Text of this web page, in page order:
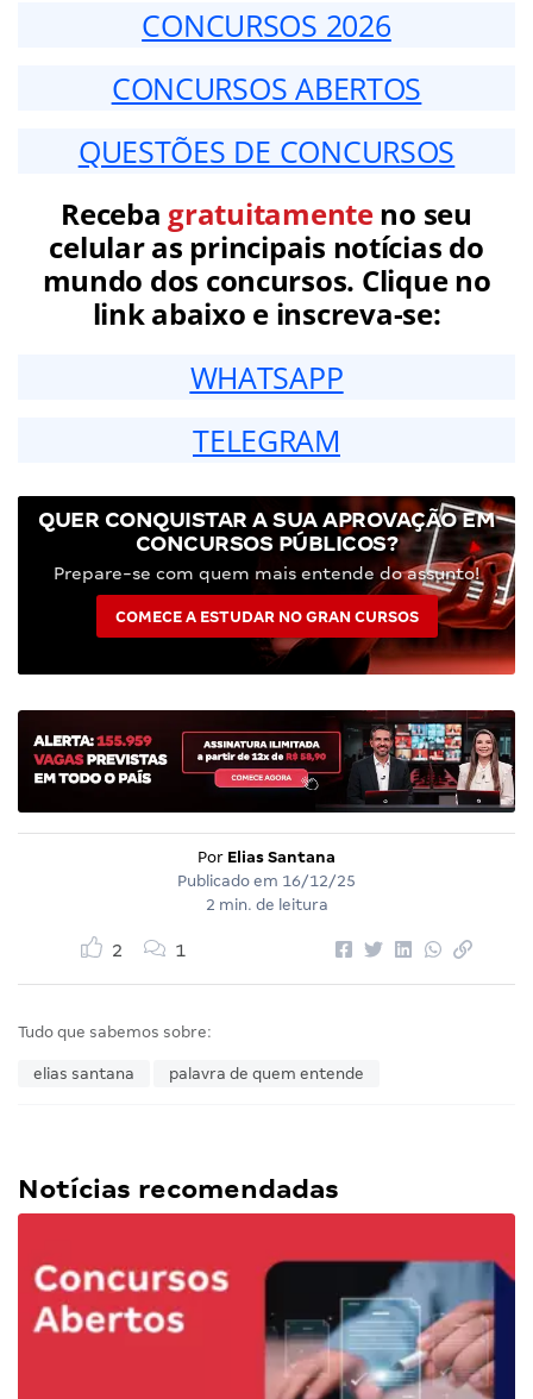
CONCURSOS 2026
CONCURSOS ABERTOS
QUESTÕES DE CONCURSOS
Receba gratuitamenteno seu
celular as principais notícias do
mundo dos concursos. Clique no
link abaixo e inscreva-se:
WHATSAPP
TELEGRAM
QUER CONQUISTAR A SUA APROVAÇÃO EM
CONCURSOS PÚBLICOS?
Prepare-se com quem mais entende do assunto!
COMECE A ESTUDAR NO GRAN CURSOS
Por Elias Santana
Publicado em 16/12/25
2 min. de leitura
2 1
Tudo que sabemos sobre:
elias santana palavra de quem entende
Notícias recomendadas